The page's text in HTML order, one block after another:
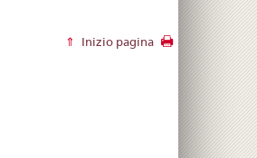
Inizio pagina